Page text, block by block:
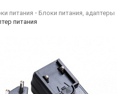
питания
Блоки питания, адаптеры
питания